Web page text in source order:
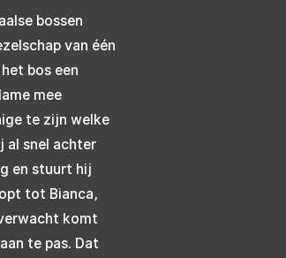
bossen
van één
bos een
mee
te zijn welke
al snel achter
en stuurt hij
tot Bianca,
komt
te pas. Dat